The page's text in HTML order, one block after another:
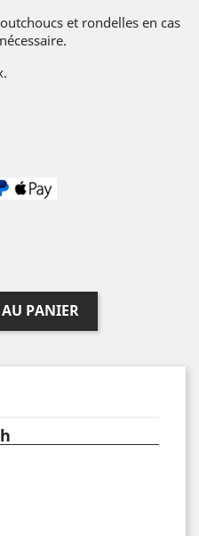
et rondelles en cas
PANIER